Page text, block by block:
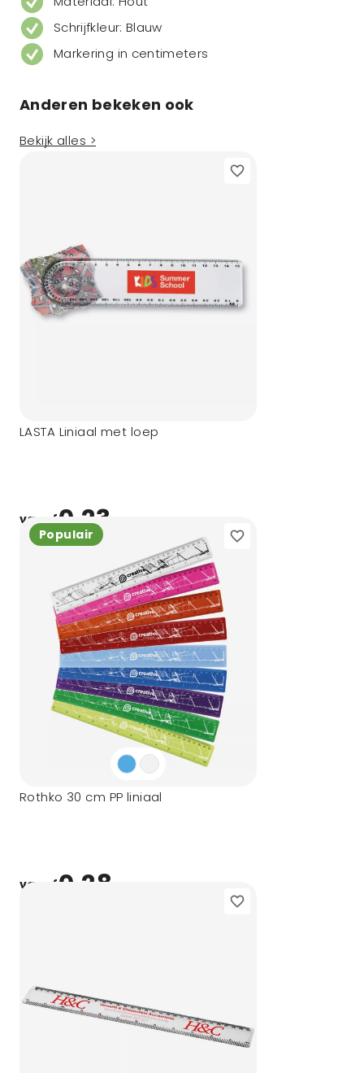
Schrijfkleur: Blauw
Markering in centimeters
Anderen bekeken ook
Bekijk alles >
LASTA Liniaal met loep
vanaf0,23
Populair
Rothko 30 cm PP liniaal
vanaf0,28